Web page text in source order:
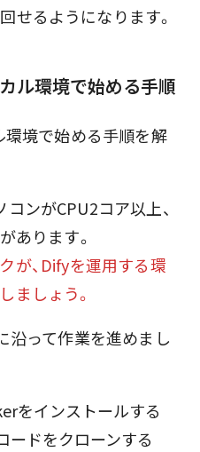
せるようになります。
ル環境で始める手順
環境で始める手順を解
ンがCPU2コア以上、
あります。
が、Difyを運用する環
ましょう。
沿って作業を進めまし
をインストールする
ードをクローンする